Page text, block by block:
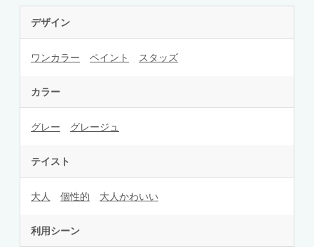
デザイン
ワンカラー ペイント スタッズ
カラー
グレー グレージュ
テイスト
大人 個性的 大人かわいい
利用シーン